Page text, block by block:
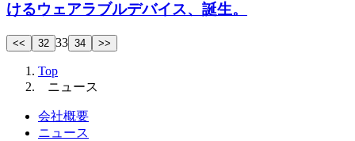
けるウェアラブルデバイス、誕生。
<< 32 33 34 >>
Top
ニュース
会社概要
ニュース